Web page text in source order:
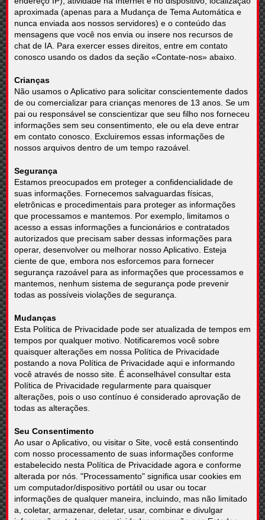
aproximada (apenas para a Mudança de Tema Automática e
nunca enviada aos nossos servidores) e o conteúdo das
mensagens que você nos envia ou insere nos recursos de
chat de IA. Para exercer esses direitos, entre em contato
conosco usando os dados da seção «Contate-nos» abaixo.
Crianças
Não usamos o Aplicativo para solicitar conscientemente dados
de ou comercializar para crianças menores de 13 anos. Se um
pai ou responsável se conscientizar que seu filho nos forneceu
informações sem seu consentimento, ele ou ela deve entrar
em contato conosco. Excluiremos essas informações de
nossos arquivos dentro de um tempo razoável.
Segurança
Estamos preocupados em proteger a confidencialidade de
suas informações. Fornecemos salvaguardas físicas,
eletrônicas e procedimentais para proteger as informações
que processamos e mantemos. Por exemplo, limitamos o
acesso a essas informações a funcionários e contratados
autorizados que precisam saber dessas informações para
operar, desenvolver ou melhorar nosso Aplicativo. Esteja
ciente de que, embora nos esforcemos para fornecer
segurança razoável para as informações que processamos e
mantemos, nenhum sistema de segurança pode prevenir
todas as possíveis violações de segurança.
Mudanças
Esta Política de Privacidade pode ser atualizada de tempos em
tempos por qualquer motivo. Notificaremos você sobre
quaisquer alterações em nossa Política de Privacidade
postando a nova Política de Privacidade aqui e informando
você através de nosso site. É aconselhável consultar esta
Política de Privacidade regularmente para quaisquer
alterações, pois o uso contínuo é considerado aprovação de
todas as alterações.
Seu Consentimento
Ao usar o Aplicativo, ou visitar o Site, você está consentindo
com nosso processamento de suas informações conforme
estabelecido nesta Política de Privacidade agora e conforme
alterada por nós. "Processamento" significa usar cookies em
um computador/dispositivo portátil ou usar ou tocar
informações de qualquer maneira, incluindo, mas não limitado
a, coletar, armazenar, deletar, usar, combinar e divulgar